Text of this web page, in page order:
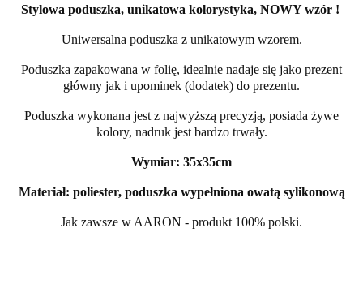
Stylowa poduszka, unikatowa kolorystyka, NOWY wzór !
Uniwersalna poduszka z unikatowym wzorem.
Poduszka zapakowana w folię, idealnie nadaje się jako prezent
główny jak i upominek (dodatek) do prezentu.
Poduszka wykonana jest z najwyższą precyzją, posiada żywe
kolory, nadruk jest bardzo trwały.
Wymiar: 35x35cm
Materiał: poliester, poduszka wypełniona owatą sylikonową
Jak zawsze w AARON - produkt 100% polski.